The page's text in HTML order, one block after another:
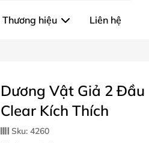
Thương hiệu Liên hệ
Dương Vật Giả 2
Clear Kích Thích
Sku: 4260